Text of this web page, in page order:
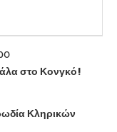
στο Κονγκό!
Κληρικών